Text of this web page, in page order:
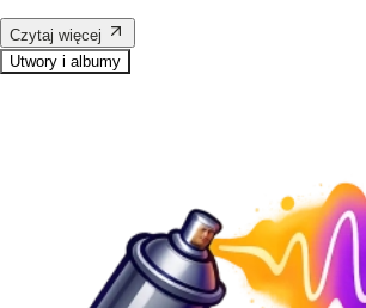
Czytaj więcej
Utwory i albumy